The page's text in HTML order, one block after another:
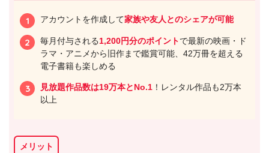
アカウントを作成して家族や友人とのシェアが可能
毎月付与される1,200円分のポイントで最新の映画・ド
ラマ・アニメから旧作まで鑑賞可能、42万冊を超える
電子書籍も楽しめる
見放題作品数は19万本とNo.1 ！レンタル作品も2万本
以上
メリット